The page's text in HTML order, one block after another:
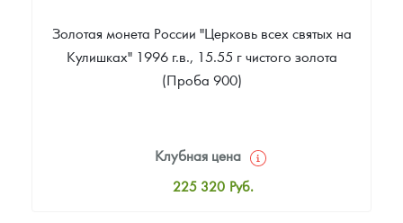
Золотая монета России "Церковь всех святых на
Кулишках" 1996 г.в., 15.55 г чистого золота
(Проба 900)
Клубная цена
225 320 Руб.